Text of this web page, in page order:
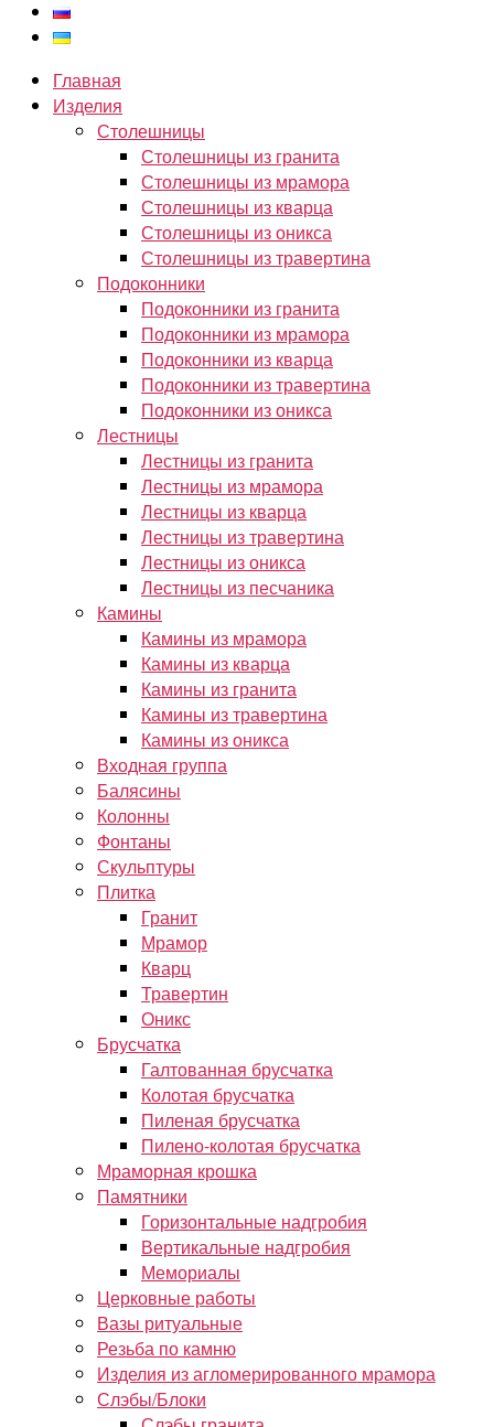
Главная
Изделия
Столешницы
Столешницы из гранита
Столешницы из мрамора
Столешницы из кварца
Столешницы из оникса
Столешницы из травертина
Подоконники
Подоконники из гранита
Подоконники из мрамора
Подоконники из кварца
Подоконники из травертина
Подоконники из оникса
Лестницы
Лестницы из гранита
Лестницы из мрамора
Лестницы из кварца
Лестницы из травертина
Лестницы из оникса
Лестницы из песчаника
Камины
Камины из мрамора
Камины из кварца
Камины из гранита
Камины из травертина
Камины из оникса
Входная группа
Балясины
Колонны
Фонтаны
Скульптуры
Плитка
Гранит
Мрамор
Кварц
Травертин
Оникс
Брусчатка
Галтованная брусчатка
Колотая брусчатка
Пиленая брусчатка
Пилено-колотая брусчатка
Мраморная крошка
Памятники
Горизонтальные надгробия
Вертикальные надгробия
Мемориалы
Церковные работы
Вазы ритуальные
Резьба по камню
Изделия из агломерированного мрамора
Слэбы/Блоки